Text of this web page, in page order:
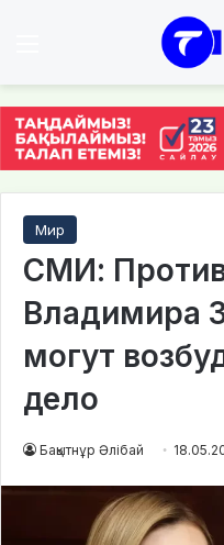
Мир
СМИ:
Владимира
могут
дело
Бақытнұр Әлібай